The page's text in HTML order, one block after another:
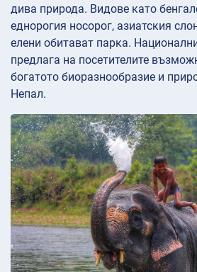
дива природа. Видове като
еднорогия носорог, азиатския
елени обитават парка.
предлага на посетителите
богатото биоразнообразие и
Непал.